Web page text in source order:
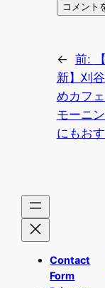
← 前:
新】刈
めカフ
モーニ
にもおす
Contact
Form